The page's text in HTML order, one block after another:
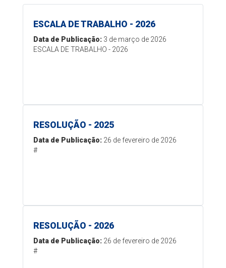
ESCALA DE TRABALHO - 2026
Data de Publicação: 3 de março de 2026
ESCALA DE TRABALHO - 2026
RESOLUÇÃO - 2025
Data de Publicação: 26 de fevereiro de 2026
#
RESOLUÇÃO - 2026
Data de Publicação: 26 de fevereiro de 2026
#